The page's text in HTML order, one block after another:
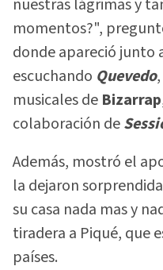
nuestras lágrimas y
momentos?",
donde apareció junto
escuchando Quevedo
musicales de Bizarrap
colaboración de
Además, mostró el
la dejaron
su casa nada mas y
tiradera a Piqué, que
países.